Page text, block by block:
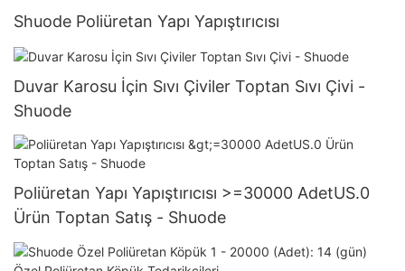
Shuode Poliüretan Yapı Yapıştırıcısı
Duvar Karosu İçin Sıvı Çiviler Toptan Sıvı Çivi -
Shuode
Poliüretan Yapı Yapıştırıcısı >=30000 AdetUS.0
Ürün Toptan Satış - Shuode